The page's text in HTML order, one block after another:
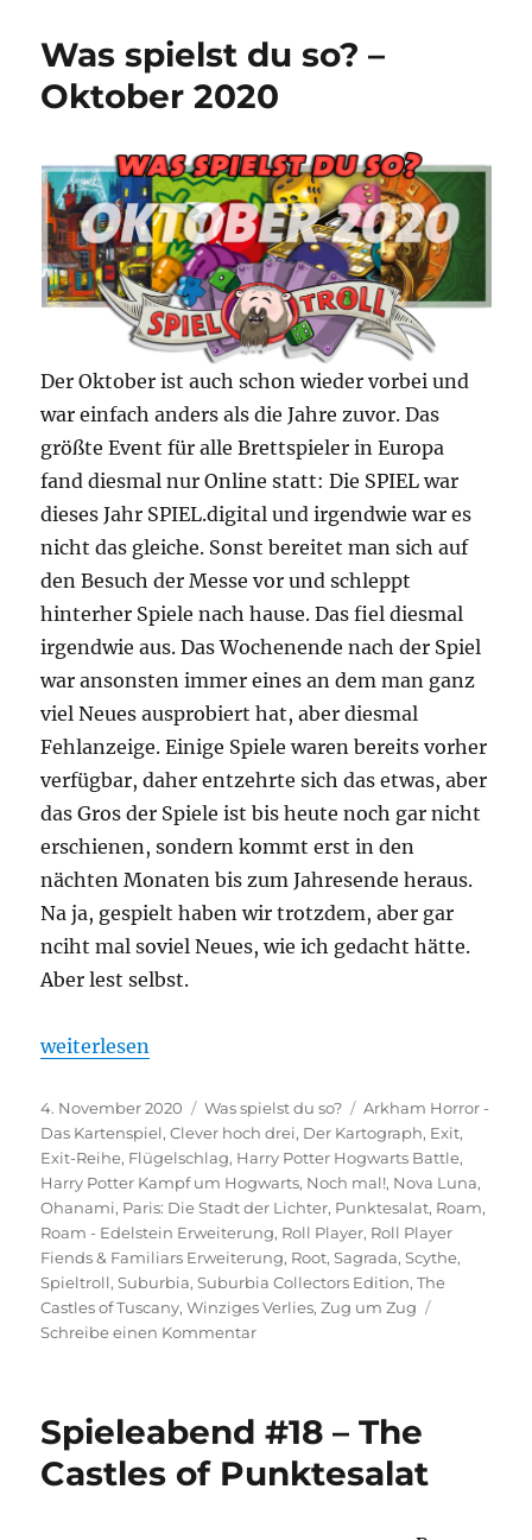
–
Edition
Was spielst du so? –
Oktober 2020
Der Oktober ist auch schon wieder vorbei und
war einfach anders als die Jahre zuvor. Das
größte Event für alle Brettspieler in Europa
fand diesmal nur Online statt: Die SPIEL war
dieses Jahr SPIEL.digital und irgendwie war es
nicht das gleiche. Sonst bereitet man sich auf
den Besuch der Messe vor und schleppt
hinterher Spiele nach hause. Das fiel diesmal
irgendwie aus. Das Wochenende nach der Spiel
war ansonsten immer eines an dem man ganz
viel Neues ausprobiert hat, aber diesmal
Fehlanzeige. Einige Spiele waren bereits vorher
verfügbar, daher entzehrte sich das etwas, aber
das Gros der Spiele ist bis heute noch gar nicht
erschienen, sondern kommt erst in den
nächten Monaten bis zum Jahresende heraus.
Na ja, gespielt haben wir trotzdem, aber gar
nciht mal soviel Neues, wie ich gedacht hätte.
Aber lest selbst.
„Was spielst du so? – Oktober 2020“
weiterlesen
Veröffentlicht
am
4. November 2020 Kategorien
Was spielst du so? Schlagwörter
Arkham Horror -
Das Kartenspiel,Clever hoch drei, Der Kartograph, Exit,
Exit-Reihe, Flügelschlag, Harry Potter Hogwarts Battle,
Harry Potter Kampf um Hogwarts, Noch mal!, Nova Luna,
Ohanami, Paris: Die Stadt der Lichter, Punktesalat, Roam,
Roam - Edelstein Erweiterung, Roll Player, Roll Player
Fiends & Familiars Erweiterung, Root,Sagrada,Scythe,
Spieltroll,Suburbia,Suburbia Collectors Edition,The
Castles of Tuscany,Winziges Verlies,Zug um Zug
Schreibe einen Kommentarzu
so?
Oktober
Spieleabend #18 – The
Castles of Punktesalat